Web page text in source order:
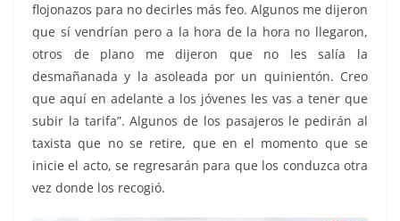
flojonazos para no decirles más feo. Algunos me dijeron
que sí vendrían pero a la hora de la hora no llegaron,
otros de plano me dijeron que no les salía la
desmañanada y la asoleada por un quinientón. Creo
que aquí en adelante a los jóvenes les vas a tener que
subir la tarifa”. Algunos de los pasajeros le pedirán al
taxista que no se retire, que en el momento que se
inicie el acto, se regresarán para que los conduzca otra
vez donde los recogió.